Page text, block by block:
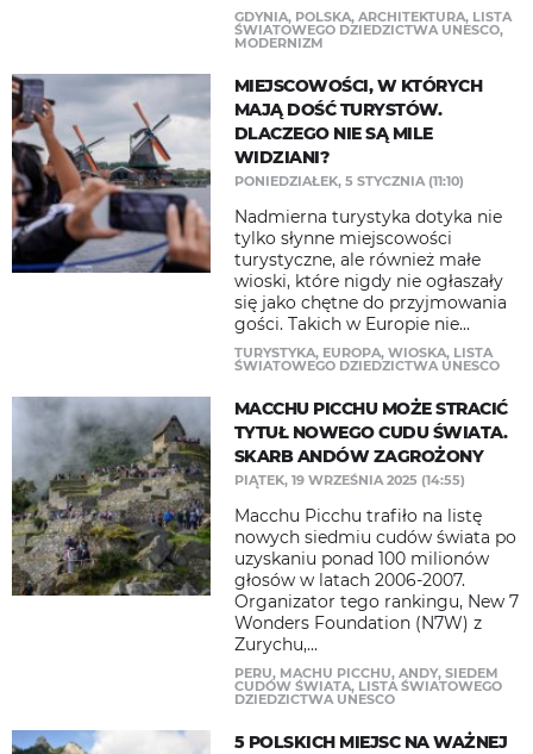
GDYNIA, POLSKA, ARCHITEKTURA, LISTA
ŚWIATOWEGO DZIEDZICTWA UNESCO,
MODERNIZM
MIEJSCOWOŚCI, W KTÓRYCH
MAJĄ DOŚĆ TURYSTÓW.
DLACZEGO NIE SĄ MILE
WIDZIANI?
PONIEDZIAŁEK, 5 STYCZNIA (11:10)
Nadmierna turystyka dotyka nie
tylko słynne miejscowości
turystyczne, ale również małe
wioski, które nigdy nie ogłaszały
się jako chętne do przyjmowania
gości. Takich w Europie nie...
TURYSTYKA, EUROPA, WIOSKA, LISTA
ŚWIATOWEGO DZIEDZICTWA UNESCO
MACCHU PICCHU MOŻE STRACIĆ
TYTUŁ NOWEGO CUDU ŚWIATA.
SKARB ANDÓW ZAGROŻONY
PIĄTEK, 19 WRZEŚNIA 2025 (14:55)
Macchu Picchu trafiło na listę
nowych siedmiu cudów świata po
uzyskaniu ponad 100 milionów
głosów w latach 2006-2007.
Organizator tego rankingu, New 7
Wonders Foundation (N7W) z
Zurychu,...
PERU, MACHU PICCHU, ANDY, SIEDEM
CUDÓW ŚWIATA, LISTA ŚWIATOWEGO
DZIEDZICTWA UNESCO
5 POLSKICH MIEJSC NA WAŻNEJ